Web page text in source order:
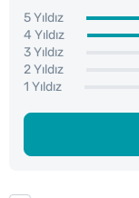
5 Yıldız
4 Yıldız
3 Yıldız
2 Yıldız
1 Yıldız